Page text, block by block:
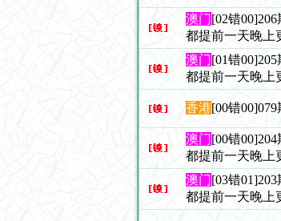
澳门[02错
都提前一天晚上
澳门[01错
都提前一天晚上
香港[00错
澳门[00错
都提前一天晚上
澳门[03错
都提前一天晚上